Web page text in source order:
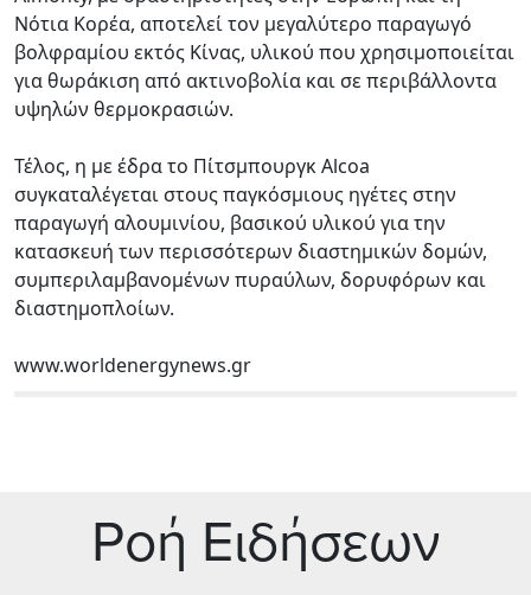
Νότια Κορέα, αποτελεί τον μεγαλύτερο παραγωγό
βολφραμίου εκτός Κίνας, υλικού που χρησιμοποιείται
για θωράκιση από ακτινοβολία και σε περιβάλλοντα
υψηλών θερμοκρασιών.
Τέλος, η με έδρα το Πίτσμπουργκ Alcoa
συγκαταλέγεται στους παγκόσμιους ηγέτες στην
παραγωγή αλουμινίου, βασικού υλικού για την
κατασκευή των περισσότερων διαστημικών δομών,
συμπεριλαμβανομένων πυραύλων, δορυφόρων και
διαστημοπλοίων.
www.worldenergynews.gr
Ρoή Ειδήσεων